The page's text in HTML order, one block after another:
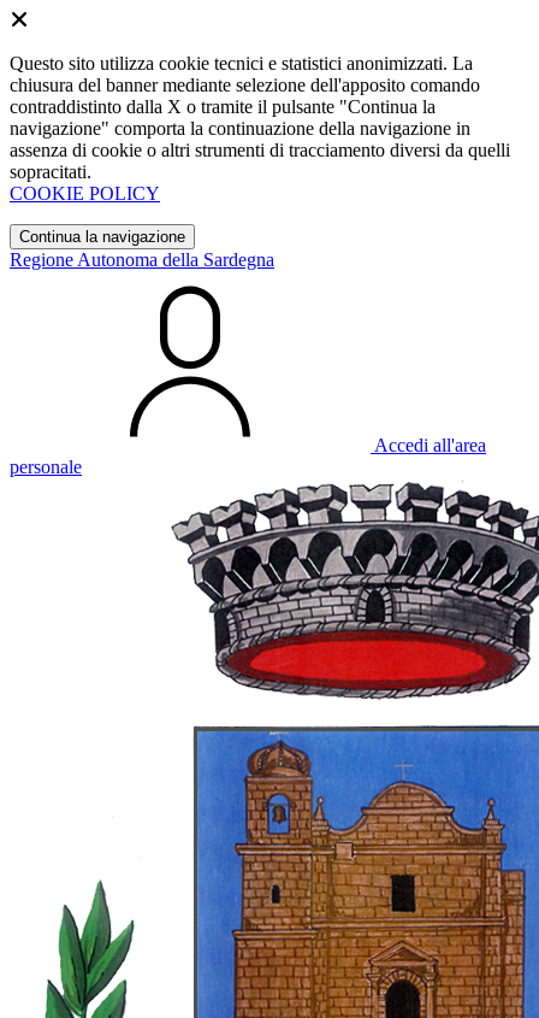
Questo sito utilizza cookie tecnici e statistici anonimizzati. La
chiusura del banner mediante selezione dell'apposito comando
contraddistinto dalla X o tramite il pulsante "Continua la
navigazione" comporta la continuazione della navigazione in
assenza di cookie o altri strumenti di tracciamento diversi da quelli
sopracitati.
COOKIE POLICY
Continua la navigazione
Regione Autonoma della Sardegna
Accedi all'area
personale